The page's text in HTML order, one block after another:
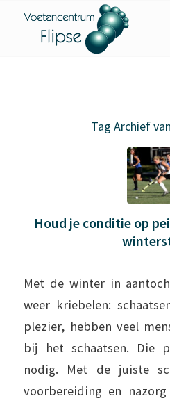
Tag Archief
Houd je conditie op
Met de winter in
weer kriebelen:
plezier, hebben veel
bij het schaatsen. Die
nodig. Met de juiste
voorbereiding en